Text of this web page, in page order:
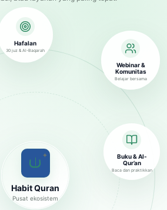
✦
Habit Quran
Pusat ekosistem
Hafalan
30 juz & Al-Baqarah
Buku & Al-
Qur’an
Baca dan praktikkan
Webinar &
Komunitas
Belajar bersama